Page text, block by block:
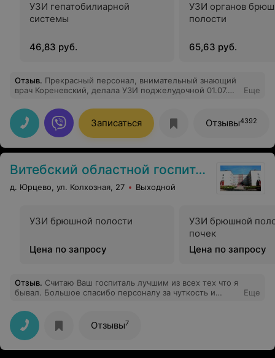
УЗИ гепатобилиарной
системы
46,83 руб.
УЗИ органов
полости
65,63 руб.
Отзыв. Прекрасный персонал, внимательный знающий
врач Кореневский, делала УЗИ поджелудочной 01.07.
Еще
Записаться Отзывы4392
Витебский областной госпиталь инвалидов ВОВ «Юрцево»
д. Юрцево, ул. Колхозная, 27 Выходной
УЗИ брюшной полости
Цена по запросу
УЗИ брюшной
почек
Цена по запросу
Отзыв. Считаю Ваш госпиталь лучшим из всех тех что я
бывал. Большое спасибо персоналу за чуткость и
Еще
Отзывы7